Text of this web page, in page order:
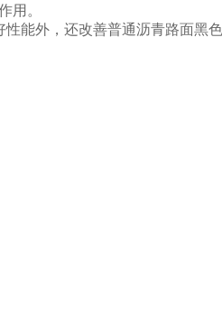
用。
能外，还改善普通沥青路面黑